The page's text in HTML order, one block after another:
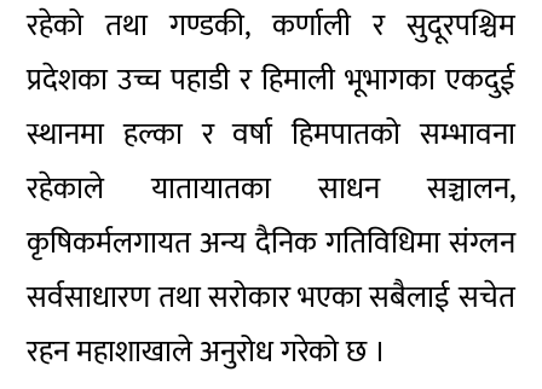
रहेको तथा गण्डकी, कर्णाली र सुदूरपश्चिम
प्रदेशका उच्च पहाडी र हिमाली भूभागका एकदुई
स्थानमा हल्का र वर्षा हिमपातको सम्भावना
रहेकाले यातायातका साधन सञ्चालन,
कृषिकर्मलगायतअन्य दैनिक गतिविधिमासंग्लन
सर्वसाधारण तथा सरोकार भएका सबैलाई सचेत
रहन महाशाखाले अनुरोध गरेको छ ।